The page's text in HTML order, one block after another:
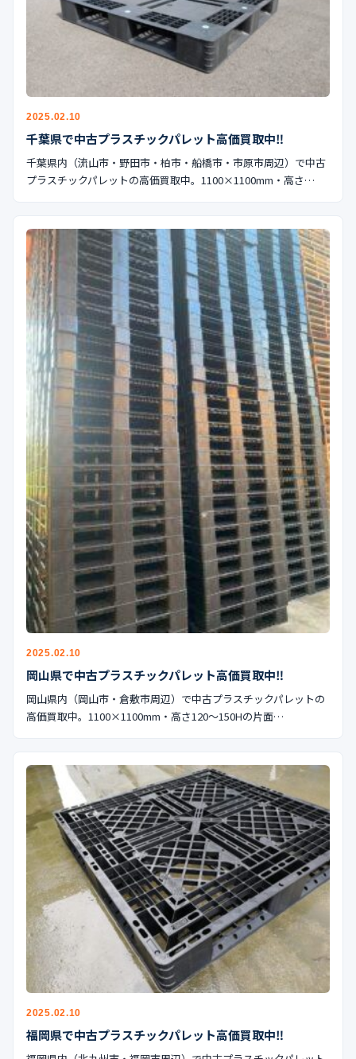
2025.02.10
千葉県で中古プラスチックパレット高価買取中‼︎
千葉県内（流山市・野田市・柏市・船橋市・市原市周辺）で中古
プラスチックパレットの高価買取中。1100×1100mm・高さ…
2025.02.10
岡山県で中古プラスチックパレット高価買取中‼︎
岡山県内（岡山市・倉敷市周辺）で中古プラスチックパレットの
高価買取中。1100×1100mm・高さ120〜150Hの片面…
2025.02.10
福岡県で中古プラスチックパレット高価買取中‼︎